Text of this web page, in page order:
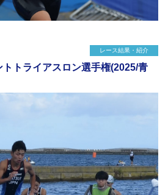
レース結果・紹介
トトライアスロン選手権(2025/青